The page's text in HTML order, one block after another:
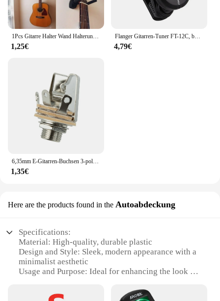
1Pcs Gitarre Halter Wand Halterung Ständer Teile und Zubehör Hause Instrument Display Gitarren Haken Wand Kleiderbügel Gitarre Picks
1,25€
Flanger Gitarren-Tuner FT-12C, bunter Bildschirm, chromatisches Stimmgerät mit Clip-Mount-Display-Tuner für Gitarre, Bass, Ukulele, Violine
4,79€
6,35mm E-Gitarren-Buchsen 3-polige Stereo-Panel-Steckdosen Anschluss Gitarren buchse für aktive Tonabnehmer Gitarren-Bass-Stereo
1,35€
Here are the products found in the Autoabdeckung
Specifications:
Material: High-quality, durable plastic
Design and Style: Sleek, modern appearance with a
minimalist aesthetic
Usage and Purpose: Ideal for enhancing the look of
Performance and Property: Designed for easy